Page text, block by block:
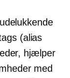
(alias
hjælper
med